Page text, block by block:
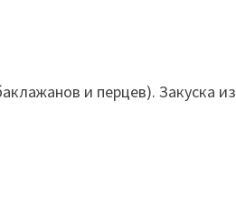
и перцев). Закуска из